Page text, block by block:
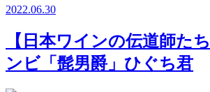
2022.06.30
【日本ワインの伝道師た
ンビ「髭男爵」ひぐち君